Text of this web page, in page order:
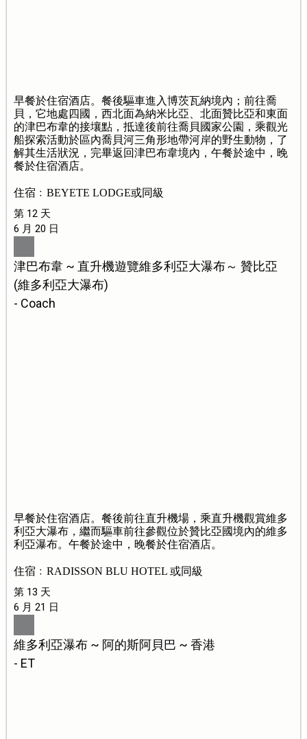
早餐於住宿酒店。餐後驅車進入博茨瓦納境內；前往喬
貝，它地處四國，西北面為納米比亞、北面贊比亞和東面
的津巴布韋的接壤點，抵達後前往喬貝國家公園，乘觀光
船探索活動於區內喬貝河三角形地帶河岸的野生動物，了
解其生活狀況，完畢返回津巴布韋境內，午餐於途中，晚
餐於住宿酒店。
住宿﹕BEYETE LODGE或同級
第 12 天
6 月 20 日
津巴布韋 ~ 直升機遊覽維多利亞大瀑布～ 贊比亞
(維多利亞大瀑布)
- Coach
早餐於住宿酒店。餐後前往直升機場，乘直升機觀賞維多
利亞大瀑布，繼而驅車前往參觀位於贊比亞國境內的維多
利亞瀑布。午餐於途中，晚餐於住宿酒店。
住宿﹕RADISSON BLU HOTEL 或同級
第 13 天
6 月 21 日
維多利亞瀑布 ~ 阿的斯阿貝巴 ~ 香港
- ET